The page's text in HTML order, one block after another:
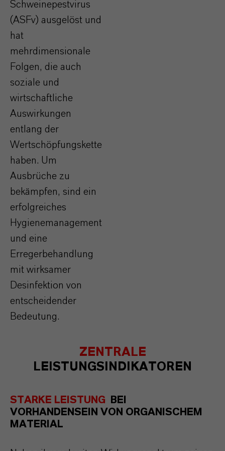
Schweinepestvirus
(ASFv) ausgelöst und
hat
mehrdimensionale
Folgen, die auch
soziale und
wirtschaftliche
Auswirkungen
entlang der
Wertschöpfungskette
haben. Um
Ausbrüche zu
bekämpfen, sind ein
erfolgreiches
Hygienemanagement
und eine
Erregerbehandlung
mit wirksamer
Desinfektion von
entscheidender
Bedeutung.
ZENTRALE
LEISTUNGSINDIKATOREN
STARKE LEISTUNG
BEI
VORHANDENSEIN VON ORGANISCHEM
MATERIAL